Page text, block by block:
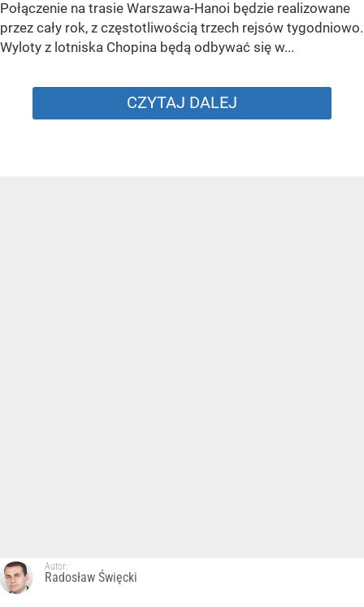
Połączenie na trasie Warszawa-Hanoi będzie realizowane
przez cały rok, z częstotliwością trzech rejsów tygodniowo.
Wyloty z lotniska Chopina będą odbywać się w...
CZYTAJ DALEJ
Autor:
Radosław Święcki